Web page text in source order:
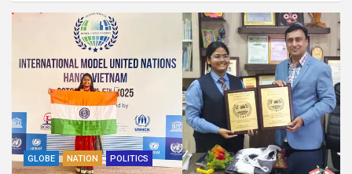
GLOBE NATION POLITICS